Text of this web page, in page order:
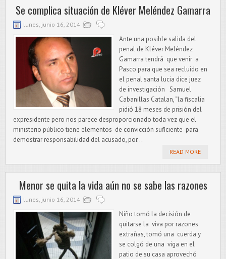
Se complica situación de Kléver Meléndez Gamarra
lunes, junio 16, 2014
Ante una posible salida del
penal de Kléver Meléndez
Gamarra tendrá que venir a
Pasco para que sea recluido en
el penal santa lucia dice juez
de investigación Samuel
Cabanillas Catalan, “la fiscalia
pidió 18 meses de prisión del
expresidente pero nos parece desproporcionado toda vez que el
ministerio público tiene elementos de convicción suficiente para
demostrar responsabilidad del acusado, por...
READ MORE
Menor se quita la vida aún no se sabe las razones
lunes, junio 16, 2014
Niño tomó la decisión de
quitarse la viva por razones
extrañas, tomó una cuerda y
se colgó de una viga en el
patio de su casa aprovechó